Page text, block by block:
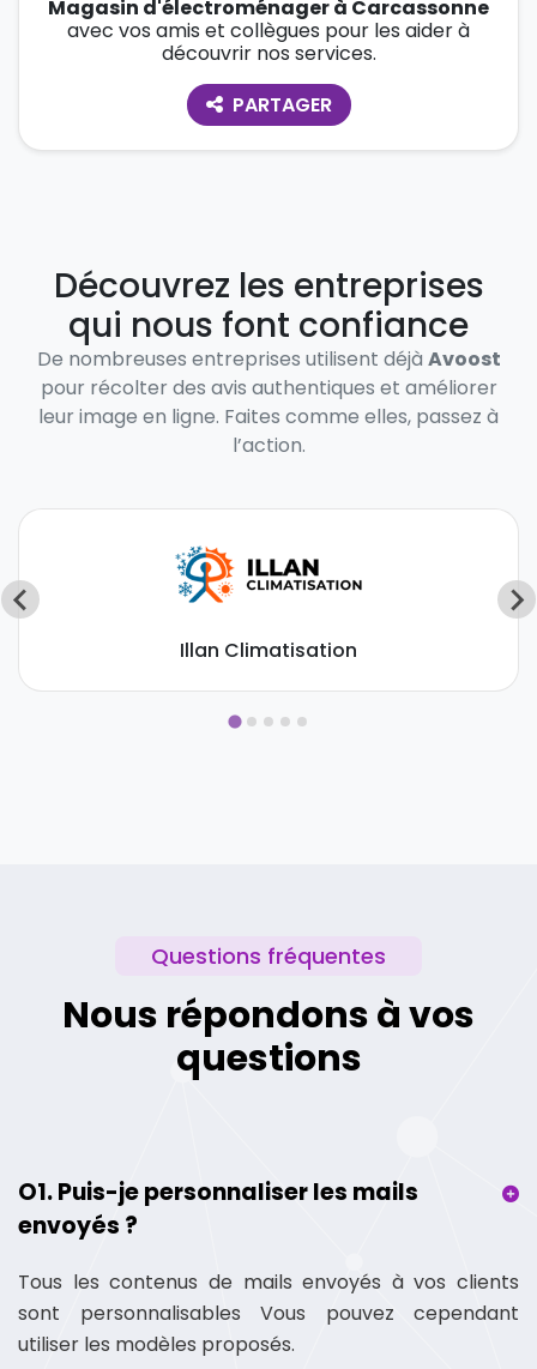
Magasin d'électroménager à Carcassonne
avec vos amis et collègues pour les aider à
découvrir nos services.
PARTAGER
Découvrez les entreprises
qui nous font confiance
De nombreuses entreprises utilisent déjà Avoost
pour récolter des avis authentiques et améliorer
leur image en ligne. Faites comme elles, passez à
l’action.
Illan Climatisation
Questions fréquentes
Nous répondons à vos
questions
O1. Puis-je personnaliser les mails
envoyés ?
Tous les contenus de mails envoyés à vos clients
sont personnalisables Vous pouvez cependant
utiliser les modèles proposés.